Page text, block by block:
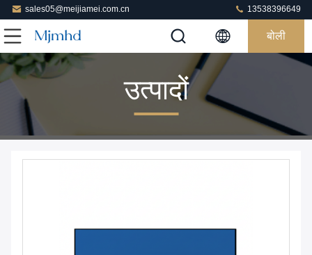
sales05@meijiamei.com.cn 13538396649
बोली
उत्पादों